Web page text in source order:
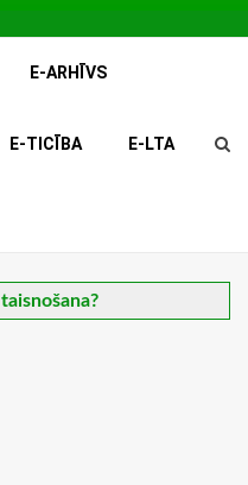
E-ARHĪVS
E-TICĪBA E-LTA